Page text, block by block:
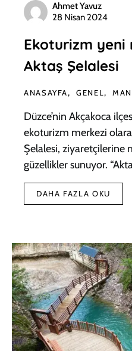
Ahmet Yavuz
28 Nisan 2024
Ekoturizm yeni
Aktaş Şelalesi
ANASAYFA GENEL
Düzce’nin Akçakoca
ekoturizm merkezi
Şelalesi, ziyaretçilerine
güzellikler sunuyor.
DAHA FAZLA OKU